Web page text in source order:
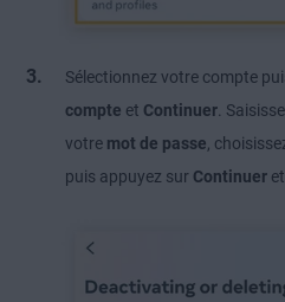
Sélectionnez votre compte
compte et Continuer .
votre mot de passe ,
puis appuyez sur Continuer et